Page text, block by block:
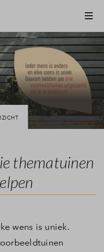
thematuinen
wens is uniek.